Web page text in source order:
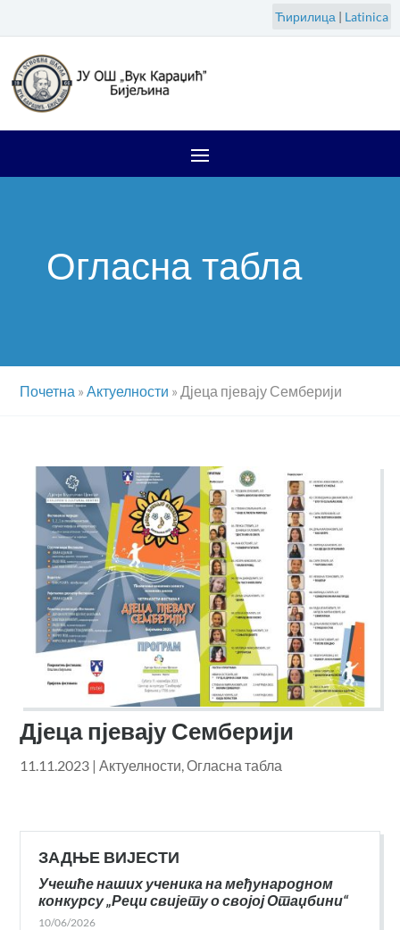
Ћирилица | Latinica
Огласна табла
Почетна » Актуелности » Дјеца пјевају Семберији
Дјеца пјевају Семберији
11.11.2023 |Актуелности,Огласна табла
ЗАДЊЕ ВИЈЕСТИ
Учешће наших ученика на међународном
конкурсу „Реци свијету о својој Отаџбини“
10/06/2026